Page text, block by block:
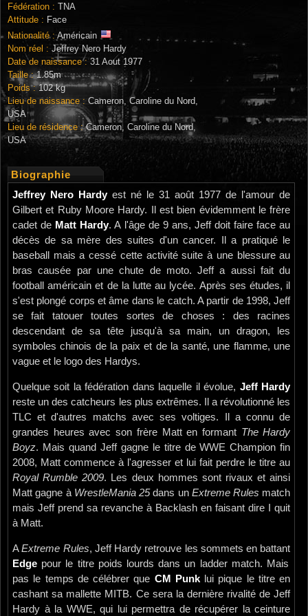
Fédération : TNA
Attitude : Face
Nationalité :Américain
Nom réel : Jeffrey Nero Hardy
Date de naissance :31 Aout 1977
Taille :1.85m
Poids :102 kg
Lieu de naissance : Cameron, Caroline du Nord,
USA
Lieu de résidence :Cameron, Caroline du Nord,
USA
Biographie
Jeffrey Nero Hardyest né le 31 août 1977 de l'amour de
Gilbert et Ruby Moore Hardy. Il est bien évidemment le frère
cadet de Matt Hardy. A l'âge de 9 ans, Jeff doit faire face au
décès de sa mère des suites d'un cancer. Il a pratiqué le
baseball mais a cessé cette activité suite à une blessure au
bras causée par une chute de moto. Jeff a aussi fait du
football américain et de la lutte au lycée. Après ses études, il
s'est plongé corps et âme dans le catch. A partir de 1998, Jeff
se fait tatouer toutes sortes de choses : des racines
descendant de sa tête jusqu'à sa main, un dragon, les
symboles chinois de la paix et de la santé, une flamme, une
vague et le logo des Hardys.
Quelque soit la fédération dans laquelle il évolue, Jeff Hardy
reste un des catcheurs les plus extrêmes. Il a révolutionné les
TLC et d'autres matchs avec ses voltiges. Il a connu de
grandes heures avec son frère Matt en formant The Hardy
Boyz. Mais quand Jeff gagne le titre de WWE Champion fin
2008, Matt commence à l'agresser et lui fait perdre le titre au
Royal Rumble 2009. Les deux hommes sont rivaux et ainsi
Matt gagne à WrestleMania 25dans un Extreme Rules match
mais Jeff prend sa revanche à Backlash en faisant dire I quit
à Matt.
AExtreme Rules, Jeff Hardy retrouve les sommets en battant
Edge pour le titre poids lourds dans un ladder match. Mais
pas le temps de célébrer que CM Punklui pique le titre en
cashant sa mallette MITB. Ce sera la dernière rivalité de Jeff
Hardy à la WWE, qui lui permettra de récupérer la ceinture